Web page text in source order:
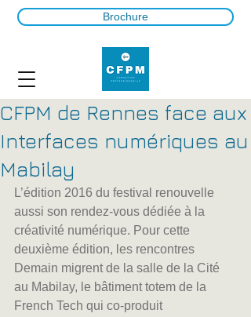
Brochure
CFPM de Rennes face aux
Interfaces numériques au
Mabilay
L’édition 2016 du festival renouvelle
aussi son rendez-vous dédiée à la
créativité numérique. Pour cette
deuxième édition, les rencontres
Demain migrent de la salle de la Cité
au Mabilay, le bâtiment totem de la
French Tech qui co-produit